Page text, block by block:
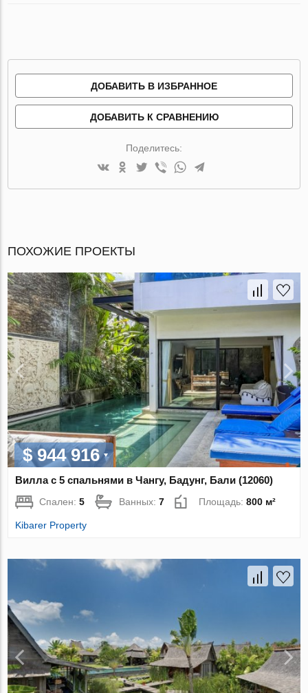
ДОБАВИТЬ В ИЗБРАННОЕ
ДОБАВИТЬ К СРАВНЕНИЮ
Поделитесь:
ПОХОЖИЕ ПРОЕКТЫ
$ 944 916
Вилла с 5 спальнями в Чангу, Бадунг, Бали (12060)
Спален:5 Ванных:7 Площадь:800 м²
Kibarer Property